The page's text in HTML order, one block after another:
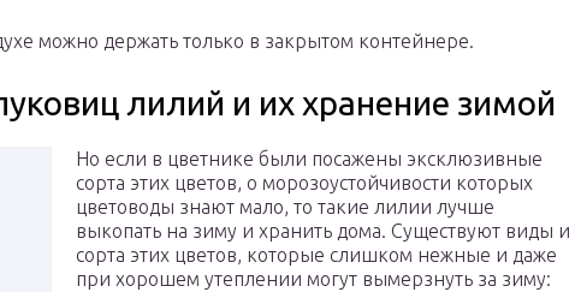
можно держать только в закрытом контейнере.
лилий и их хранение зимой
Но если в цветнике были посажены эксклюзивные
сорта этих цветов, о морозоустойчивости которых
цветоводы знают мало, то такие лилии лучше
выкопать на зиму и хранить дома. Существуют виды и
сорта этих цветов, которые слишком нежные и даже
при хорошем утеплении могут вымерзнуть за зиму: